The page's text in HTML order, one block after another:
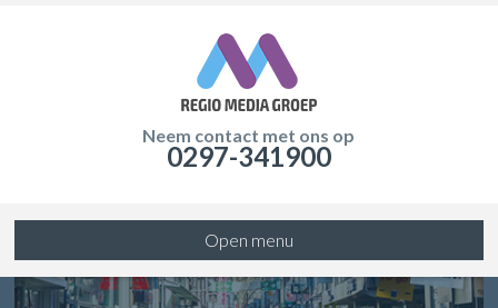
Neem contact met ons op
0297-341900
Open menu